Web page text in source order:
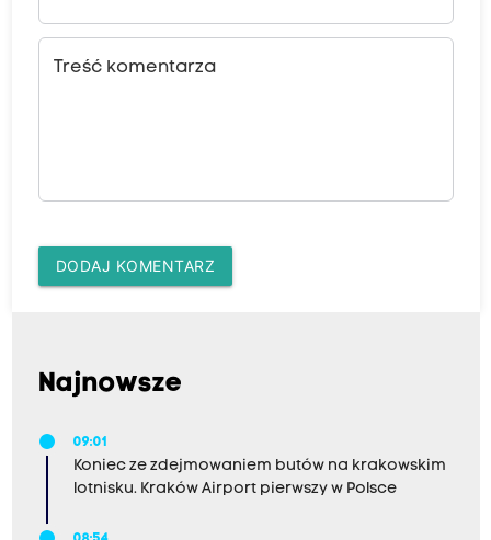
Treść komentarza
DODAJ KOMENTARZ
Najnowsze
09:01
Koniec ze zdejmowaniem butów na krakowskim
lotnisku. Kraków Airport pierwszy w Polsce